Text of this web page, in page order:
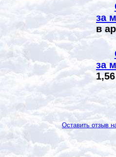
за
в
за
Оставить отзыв